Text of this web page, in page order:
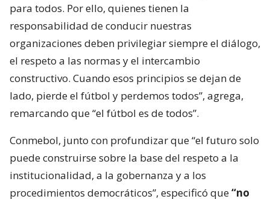
para todos. Por ello, quienes tienen la
responsabilidad de conducir nuestras
organizaciones deben privilegiar siempre el diálogo,
el respeto a las normas y el intercambio
constructivo. Cuando esos principios se dejan de
lado, pierde el fútbol y perdemos todos”, agrega,
remarcando que “el fútbol es de todos”.
Conmebol, junto con profundizar que “el futuro solo
puede construirse sobre la base del respeto a la
institucionalidad, a la gobernanza y a los
procedimientos democráticos”, especificó que“no